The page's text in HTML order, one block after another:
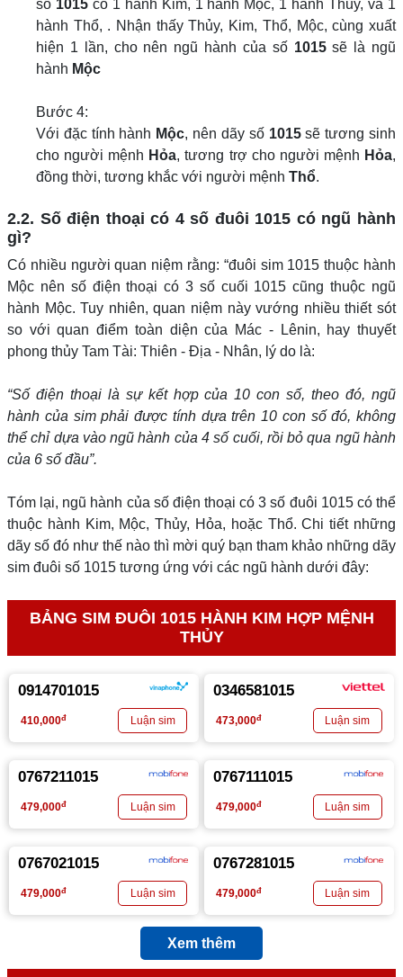
số 1015có 1 hành Kim, 1 hành Mộc, 1 hành Thủy, và 1
hành Thổ, . Nhận thấy Thủy, Kim, Thổ, Mộc, cùng xuất
hiện 1 lần, cho nên ngũ hành của số 1015sẽ là ngũ
hành Mộc
Bước 4:
Với đặc tính hành Mộc, nên dãy số 1015sẽ tương sinh
cho người mệnh Hỏa, tương trợ cho người mệnh Hỏa,
đồng thời, tương khắc với người mệnh Thổ.
2.2. Số điện thoại có 4 số đuôi 1015 có ngũ hành
gì?
Có nhiều người quan niệm rằng: “đuôi sim 1015 thuộc hành
Mộc nên số điện thoại có 3 số cuối 1015 cũng thuộc ngũ
hành Mộc. Tuy nhiên, quan niệm này vướng nhiều thiết sót
so với quan điểm toàn diện của Mác - Lênin, hay thuyết
phong thủy Tam Tài: Thiên - Địa - Nhân, lý do là:
“Số điện thoại là sự kết hợp của 10 con số, theo đó, ngũ
hành của sim phải được tính dựa trên 10 con số đó, không
thể chỉ dựa vào ngũ hành của 4 số cuối, rồi bỏ qua ngũ hành
của 6 số đầu”.
Tóm lại, ngũ hành của số điện thoại có 3 số đuôi 1015 có thể
thuộc hành Kim, Mộc, Thủy, Hỏa, hoặc Thổ. Chi tiết những
dãy số đó như thế nào thì mời quý bạn tham khảo những dãy
sim đuôi số 1015 tương ứng với các ngũ hành dưới đây:
BẢNG SIM ĐUÔI 1015 HÀNH KIM HỢP MỆNH
THỦY
0914701015
410,000đ
0346581015
473,000đ
0767211015
479,000đ
0767111015
479,000đ
0767021015
479,000đ
0767281015
479,000đ
Xem thêm